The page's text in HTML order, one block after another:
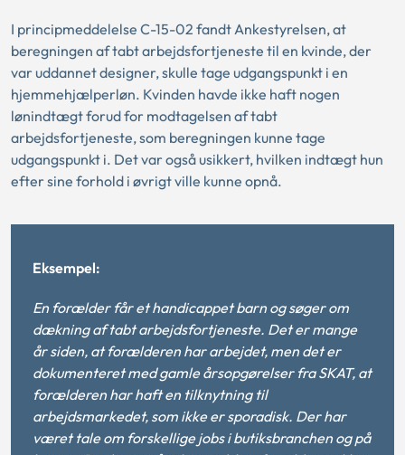
I principmeddelelse C-15-02 fandt Ankestyrelsen, at
beregningen af tabt arbejdsfortjeneste til en kvinde, der
var uddannet designer, skulle tage udgangspunkt i en
hjemmehjælperløn. Kvinden havde ikke haft nogen
lønindtægt forud for modtagelsen af tabt
arbejdsfortjeneste, som beregningen kunne tage
udgangspunkt i. Det var også usikkert, hvilken indtægt hun
efter sine forhold i øvrigt ville kunne opnå.
Eksempel:
En forælder får et handicappet barn og søger om
dækning af tabt arbejdsfortjeneste. Det er mange
år siden, at forælderen har arbejdet, men det er
dokumenteret med gamle årsopgørelser fra SKAT, at
forælderen har haft en tilknytning til
arbejdsmarkedet, som ikke er sporadisk. Der har
været tale om forskellige jobs i butiksbranchen og på